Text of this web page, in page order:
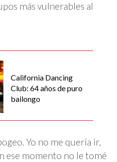
más vulnerables al
California Dancing
Club: 64 años de puro
bailongo
Yo no me quería ir,
ese momento no le tomé